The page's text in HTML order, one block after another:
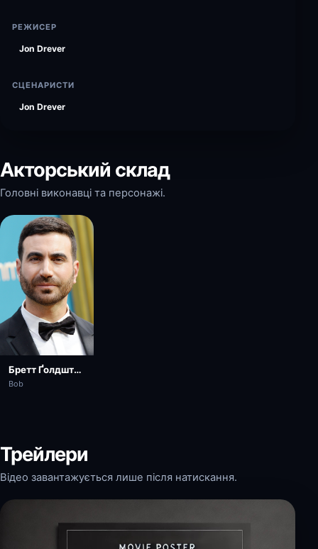
РЕЖИСЕР
Jon Drever
СЦЕНАРИСТИ
Jon Drever
Акторський склад
Головні виконавці та персонажі.
Бретт Ґолдштейн
Bob
Трейлери
Відео завантажується лише після натискання.